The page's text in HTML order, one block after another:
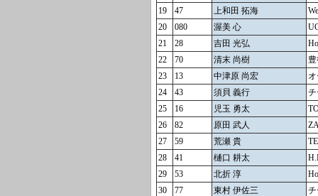
19
47 上和田 拓海
20
080 渥美 心
21
28 吉田 光弘
22
70 清末 尚樹
23
13 中津原 尚宏
24
43 須貝 義行
25
16 児玉 勇太
26
82 原田 武人
27
59 荒瀬 貴
28
41 樋口 耕太
29
53 北折 淳
30
77 東村 伊佐三